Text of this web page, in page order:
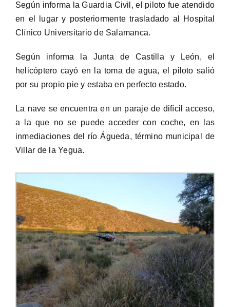
Según informa la Guardia Civil, el piloto fue atendido
en el lugar y posteriormente trasladado al Hospital
Clínico Universitario de Salamanca.
Según informa la Junta de Castilla y León, el
helicóptero cayó en la toma de agua, el piloto salió
por su propio pie y estaba en perfecto estado.
La nave se encuentra en un paraje de difícil acceso,
a la que no se puede acceder con coche, en las
inmediaciones del río Águeda, término municipal de
Villar de la Yegua.